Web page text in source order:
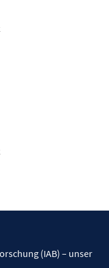
(IAB) – unser